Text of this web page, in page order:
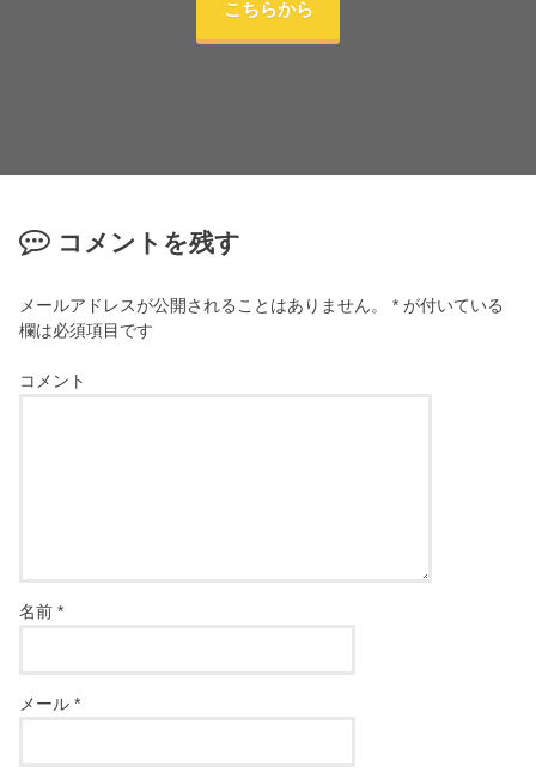
こちらから
コメントを残す
メールアドレスが公開されることはありません。 * が付いている
欄は必須項目です
コメント
名前*
メール*